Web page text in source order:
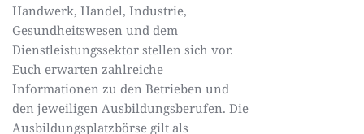
Handwerk, Handel, Industrie,
Gesundheitswesen und dem
Dienstleistungssektor stellen sich vor.
Euch erwarten zahlreiche
Informationen zu den Betrieben und
den jeweiligen Ausbildungsberufen. Die
Ausbildungsplatzbörse gilt als